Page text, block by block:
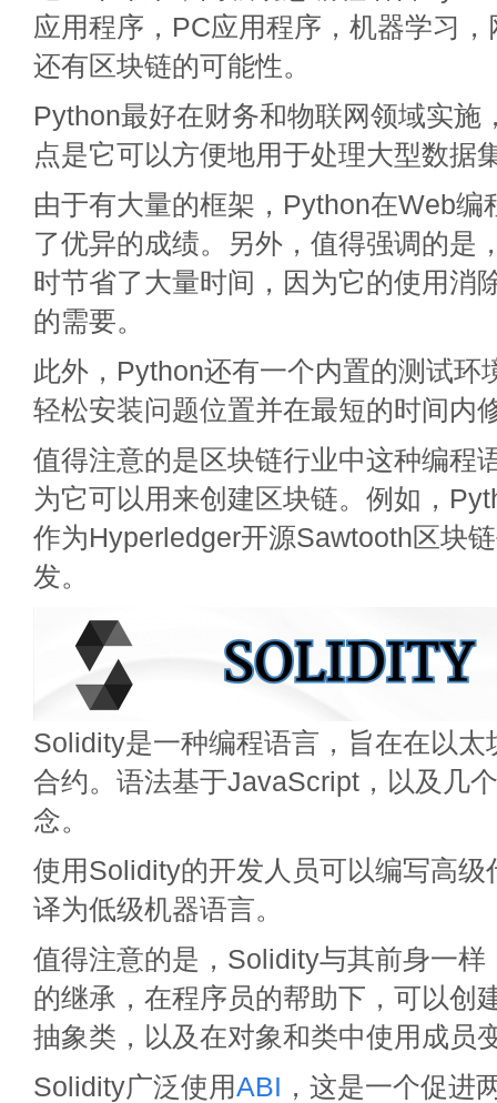
应用程序，PC应用程序，机器学习
还有区块链的可能性。
Python最好在财务和物联网领域实施
点是它可以方便地用于处理大型数据
由于有大量的框架，Python在Web编
了优异的成绩。另外，值得强调的是
时节省了大量时间，因为它的使用消
的需要。
此外，Python还有一个内置的测试环
轻松安装问题位置并在最短的时间内
值得注意的是区块链行业中这种编程
为它可以用来创建区块链。例如，
作为Hyperledger开源Sawtooth区块
发。
Solidity是一种编程语言，旨在在以太
合约。语法基于JavaScript，以及几
念。
使用Solidity的开发人员可以编写高级
译为低级机器语言。
值得注意的是，Solidity与其前身一样
的继承，在程序员的帮助下，可以创
抽象类，以及在对象和类中使用成员
Solidity广泛使用ABI ，这是一个促进